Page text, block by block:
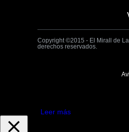
Copyright ©2015 - El Mirall de
derechos reservados.
Leer más